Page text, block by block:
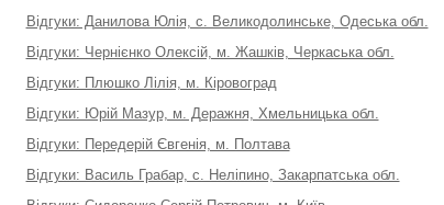
Відгуки: Данилова Юлія, с. Великодолинське, Одеська обл.
Відгуки: Чернієнко Олексій, м. Жашків, Черкаська обл.
Відгуки: Плюшко Лілія, м. Кіровоград
Відгуки: Юрій Мазур, м. Деражня, Хмельницька обл.
Відгуки: Передерій Євгенія, м. Полтава
Відгуки: Василь Грабар, с. Неліпино, Закарпатська обл.